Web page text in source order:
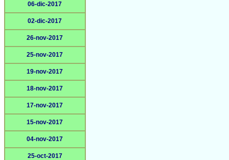
06-dic-2017
02-dic-2017
26-nov-2017
25-nov-2017
19-nov-2017
18-nov-2017
17-nov-2017
15-nov-2017
04-nov-2017
25-oct-2017